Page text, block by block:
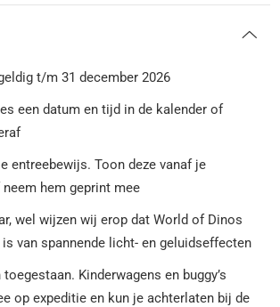
t/m 31 december 2026
een datum en tijd in de kalender of
entreebewijs. Toon deze vanaf je
hem geprint mee
wel wijzen wij erop dat World of Dinos
van spannende licht- en geluidseffecten
Kinderwagens en buggy’s
op expeditie en kun je achterlaten bij de